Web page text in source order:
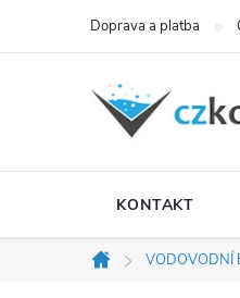
Doprava a platba
KONTAKT
Domů
VODOVODNÍ